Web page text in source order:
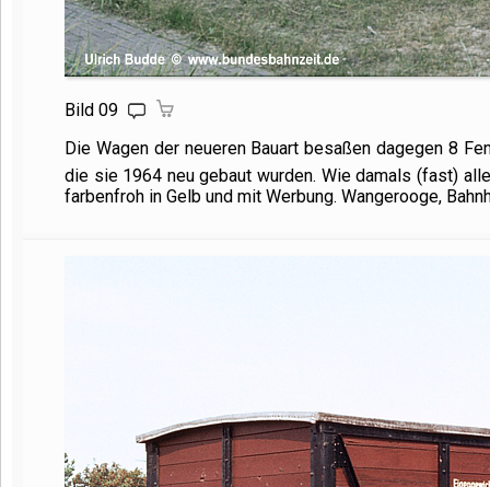
Bild 09
Die Wagen der neueren Bauart besaßen dagegen 8
die sie 1964 neu gebaut wurden. Wie damals (fast)
farbenfroh in Gelb und mit Werbung. Wangerooge,